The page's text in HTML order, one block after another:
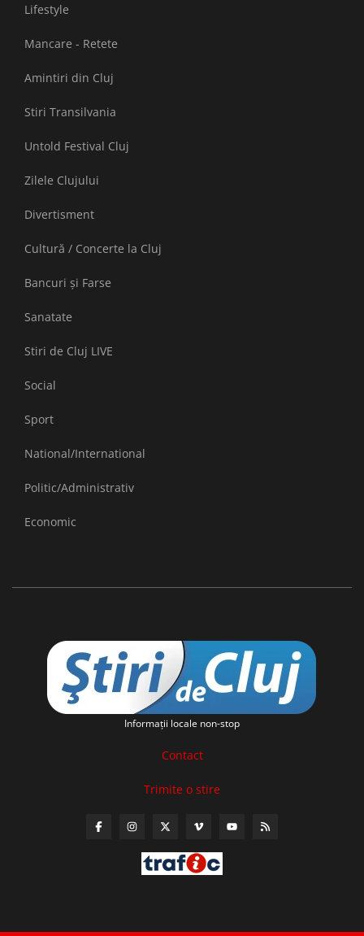
Lifestyle
Mancare - Retete
Amintiri din Cluj
Stiri Transilvania
Untold Festival Cluj
Zilele Clujului
Divertisment
Cultură / Concerte la Cluj
Bancuri și Farse
Sanatate
Stiri de Cluj LIVE
Social
Sport
National/International
Politic/Administrativ
Economic
Informaţii locale non-stop
Contact
Trimite o stire